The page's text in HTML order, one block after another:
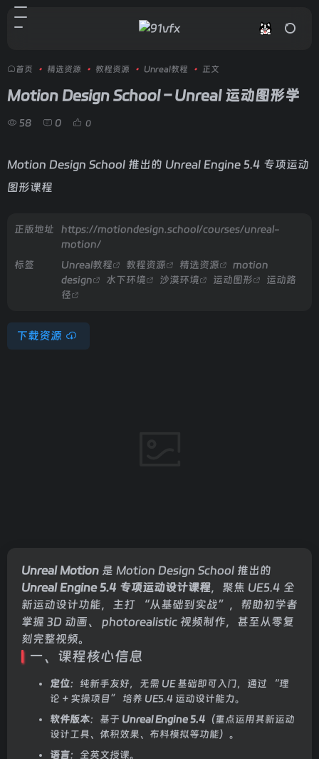
首页 • 精选资源 • 教程资源 • Unreal教程 • 正文
Motion Design School – Unreal 运动图形学
58 0 0
Motion Design School 推出的 Unreal Engine 5.4 专项运动
图形课程
正版地址
https://motiondesign.school/courses/unreal-
motion/
标签
Unreal教程 教程资源 精选资源
motion
design
水下环境 沙漠环境 运动图形
运动路
径
下载资源
Unreal Motion 是 Motion Design School 推出的
Unreal Engine 5.4 专项运动设计课程，聚焦 UE5.4 全
新运动设计功能，主打 “从基础到实战”，帮助初学者
掌握 3D 动画、 photorealistic 视频制作，甚至从零复
刻完整视频。
一、课程核心信息
定位：纯新手友好，无需 UE 基础即可入门，通过 “理
论 + 实操项目” 培养 UE5.4 运动设计能力。
软件版本：基于 Unreal Engine 5.4 （重点运用其新运动
设计工具、体积效果、布料模拟等功能）。
语言：全英文授课。